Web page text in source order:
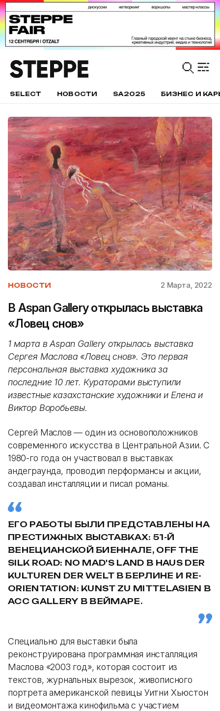
SELECT НОВОСТИ SA2025 БИЗНЕС И
НОВОСТИ 2 Марта, 2022
В Aspan Gallery открылась выставка
«Ловец снов»
1 марта в Aspan Gallery открылась выставка
Сергея Маслова «Ловец снов». Это первая
персональная выставка художника за
последние 10 лет. Кураторами выступили
известные казахстанские художники и Елена и
Виктор Воробьевы.
Сергей Маслов — один из основоположников
современного искусства в Центральной Азии. С
1980-го года он участвовал в выставках
андеграунда, проводил перформансы и акции,
создавал инсталляции и писал романы.
ЕГО РАБОТЫ БЫЛИ ПРЕДСТАВЛЕНЫ НА
ПРЕСТИЖНЫХ ВЫСТАВКАХ: 51-Й
ВЕНЕЦИАНСКОЙ БИЕННАЛЕ, OFF THE
SILK ROAD: NO MAD'S LAND В HAUS DER
KULTUREN DER WELT В БЕРЛИНЕ И RE-
ORIENTATION: KUNST ZU MITTELASIEN В
ACC GALLERY В ВЕЙМАРЕ.
Специально для выставки была
реконструирована программная инсталляция
Маслова «2003 год», которая состоит из
текстов, журнальных вырезок, живописного
портрета американской певицы Уитни Хьюстон
и видеомонтажа кинофильма с участием